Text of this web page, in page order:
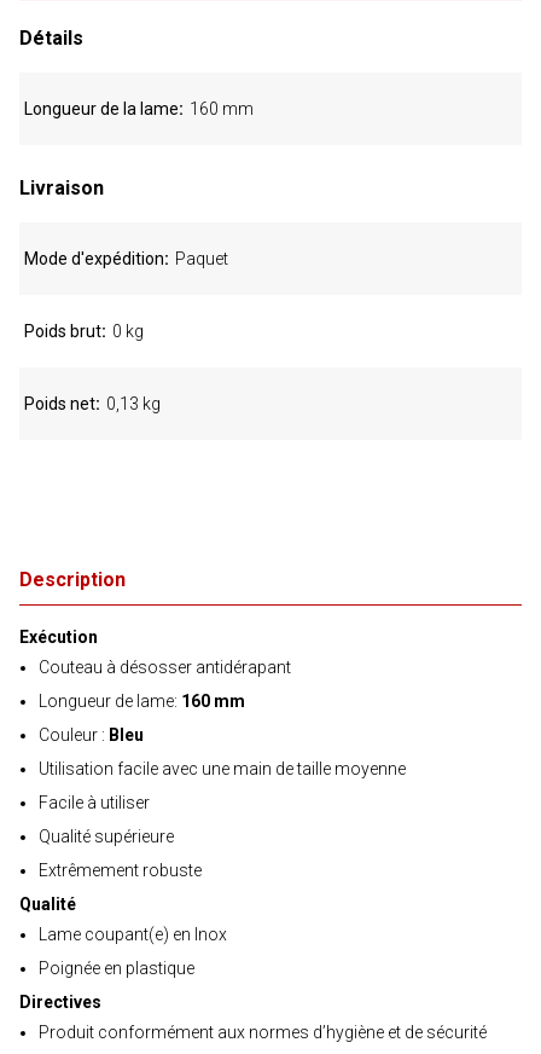
Description
Exécution
Couteau à désosser antidérapant
Longueur de lame: 160 mm
Couleur : Bleu
Utilisation facile avec une main de taille moyenne
Facile à utiliser
Qualité supérieure
Extrêmement robuste
Qualité
Lame coupant(e) en Inox
Poignée en plastique
Directives
Produit conformément aux normes d’hygiène et de sécurité
Détails
Longueur de la lame 160 mm
Livraison
Mode d'expédition Paquet
Poids brut 0 kg
Poids net 0,13 kg